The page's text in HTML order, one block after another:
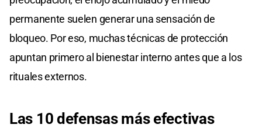
permanente suelen generar una sensación de
bloqueo. Por eso, muchas técnicas de protección
apuntan primero al bienestar interno antes que a los
rituales externos.
Las 10 defensas más efectivas